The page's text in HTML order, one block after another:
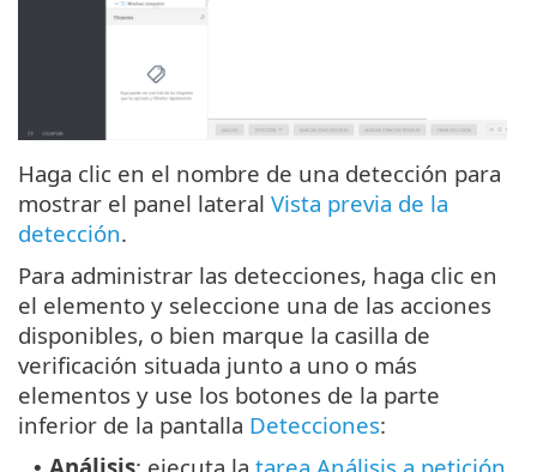
Haga clic en el nombre de una detección para
mostrar el panel lateral Vista previa de la
detección.
Para administrar las detecciones, haga clic en
el elemento y seleccione una de las acciones
disponibles, o bien marque la casilla de
verificación situada junto a uno o más
elementos y use los botones de la parte
inferior de la pantalla Detecciones: